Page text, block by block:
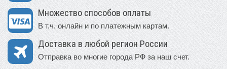
Множество способов оплаты
В т.ч. онлайн и по платежным картам.
Доставка в любой регион России
Отправка во многие города РФ за наш счет.